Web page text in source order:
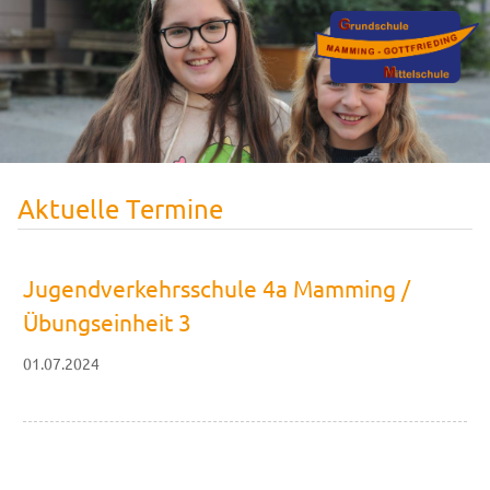
Aktuelle Termine
Jugendverkehrsschule 4a Mamming /
Übungseinheit 3
01.07.2024